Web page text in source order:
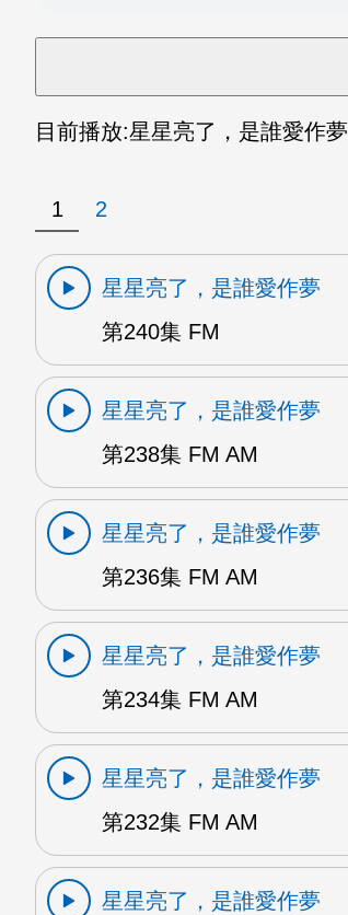
目前播放:星星亮了，是誰愛作夢
1 2
星星亮了，是誰愛作夢
第240集 FM
星星亮了，是誰愛作夢
第238集 FM AM
星星亮了，是誰愛作夢
第236集 FM AM
星星亮了，是誰愛作夢
第234集 FM AM
星星亮了，是誰愛作夢
第232集 FM AM
星星亮了，是誰愛作夢